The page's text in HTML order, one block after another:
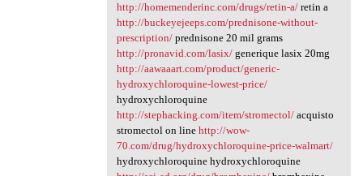
http://homemenderinc.com/drugs/retin-a/retin a
http://buckeyejeeps.com/prednisone-without-
prescription/prednisone 20 mil grams
http://pronavid.com/lasix/generique lasix 20mg
http://aawaaart.com/product/generic-
hydroxychloroquine-lowest-price/
hydroxychloroquine
http://stephacking.com/item/stromectol/acquisto
stromectol on line http://wow-
70.com/drug/hydroxychloroquine-price-walmart/
hydroxychloroquine hydroxychloroquine